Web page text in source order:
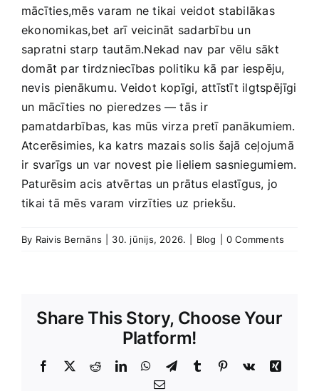
mācīties,mēs varam​ ne tikai veidot stabilākas
ekonomikas,bet arī veicināt ⁣sadarbību un
sapratni starp tautām.Nekad nav par vēlu sākt
domāt par tirdzniecības politiku kā par iespēju,
nevis⁣ pienākumu. Veidot kopīgi, attīstīt ilgtspējīgi
un mācīties no pieredzes — tās ir
pamatdarbības, kas⁢ mūs virza ⁢pretī panākumiem.
Atcerēsimies, ka katrs mazais solis šajā ceļojumā
ir svarīgs un⁢ var novest pie lieliem sasniegumiem.⁢
Paturēsim acis atvērtas​ un prātus elastīgus, jo
tikai tā mēs varam virzīties uz‌ priekšu.
By Raivis Bernāns 30. jūnijs, 2026. Blog 0 Comments
Share This Story, Choose Your
Platform!
Facebook
X RedditLinkedInWhatsApp
TelegramTumblr Pinterest
Vk
Xing
E-